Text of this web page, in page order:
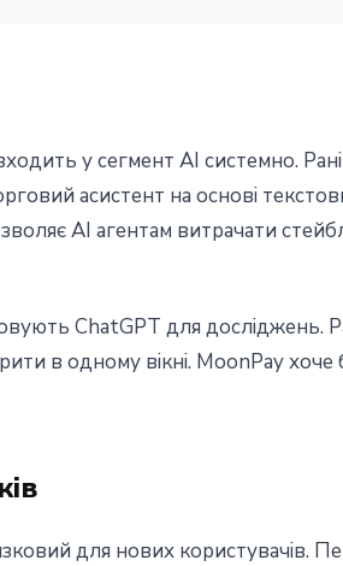
у сегмент AI системно.
асистент на основі
AI агентам витрачати
ChatGPT для досліджень.
в одному вікні. MoonPay
для нових користувачів.